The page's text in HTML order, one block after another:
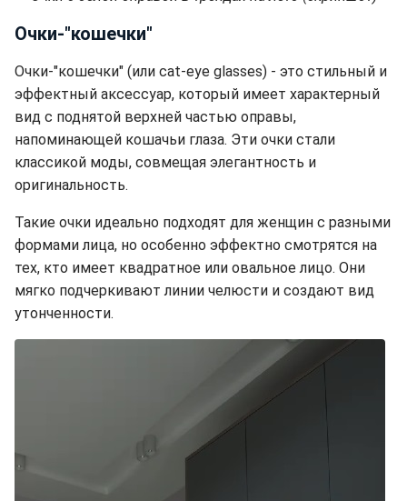
Очки-"кошечки"
Очки-"кошечки" (или cat-eye glasses) - это стильный и
эффектный аксессуар, который имеет характерный
вид с поднятой верхней частью оправы,
напоминающей кошачьи глаза. Эти очки стали
классикой моды, совмещая элегантность и
оригинальность.
Такие очки идеально подходят для женщин с разными
формами лица, но особенно эффектно смотрятся на
тех, кто имеет квадратное или овальное лицо. Они
мягко подчеркивают линии челюсти и создают вид
утонченности.